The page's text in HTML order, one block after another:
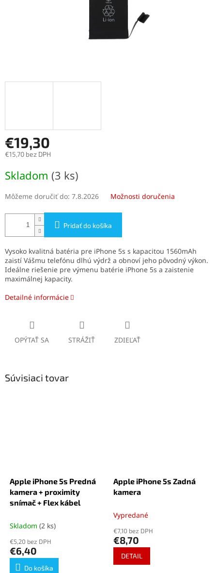
€19,30
€15,70 bez DPH
cena:
Skladom (3 ks)
Môžeme doručiť do: 7.8.2026 Možnosti doručenia
Pridať do košíka
Vysoko kvalitná batéria pre iPhone 5s s kapacitou 1560mAh
zaistí Vášmu telefónu dlhú výdrž a obnoví jeho pôvodný výkon.
Ideálne riešenie pre výmenu batérie iPhone 5s a zaistenie
maximálnej kapacity.
Detailné informácie
OPÝTAŤ SA STRÁŽIŤ ZDIEĽAŤ
Súvisiaci tovar
Apple iPhone 5s Predná
kamera + proximity
snímač + Flex kábel
Skladom (2 ks)
€5,20 bez DPH
€6,40
Do košíka
Apple iPhone 5s Zadná
kamera
Vypredané
€7,10 bez DPH
€8,70
DETAIL